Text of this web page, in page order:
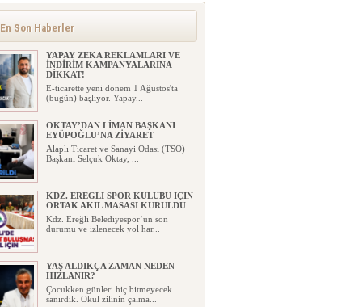
En Son Haberler
YAPAY ZEKA REKLAMLARI VE
İNDİRİM KAMPANYALARINA
DİKKAT!
E-ticarette yeni dönem 1 Ağustos'ta
(bugün) başlıyor. Yapay...
OKTAY’DAN LİMAN BAŞKANI
EYÜPOĞLU’NA ZİYARET
Alaplı Ticaret ve Sanayi Odası (TSO)
Başkanı Selçuk Oktay, ...
KDZ. EREĞLİ SPOR KULUBÜ İÇİN
ORTAK AKIL MASASI KURULDU
Kdz. Ereğli Belediyespor’un son
durumu ve izlenecek yol har...
YAŞ ALDIKÇA ZAMAN NEDEN
HIZLANIR?
Çocukken günleri hiç bitmeyecek
sanırdık. Okul zilinin çalma...